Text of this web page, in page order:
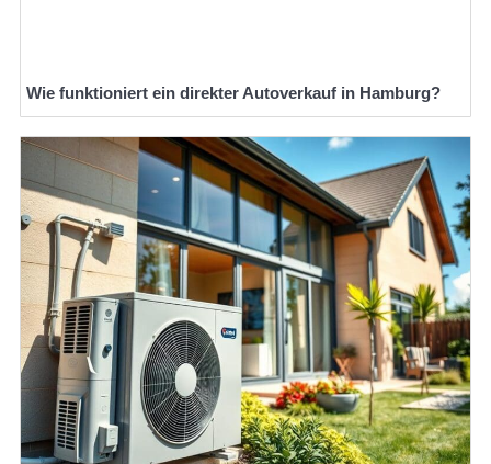
Wie funktioniert ein direkter Autoverkauf in Hamburg?